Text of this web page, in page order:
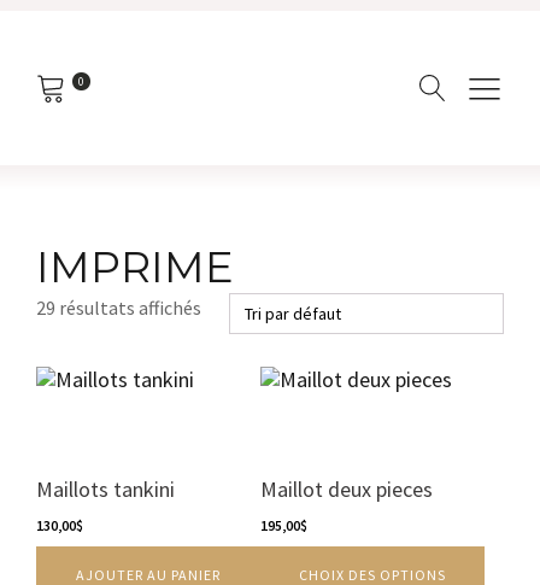
0
IMPRIME
29 résultats affichés
Maillots tankini
130,00$
AJOUTER AU PANIER
Maillot deux pieces
195,00$
CHOIX DES OPTIONS
Ce
variations.
Les
options
peuvent